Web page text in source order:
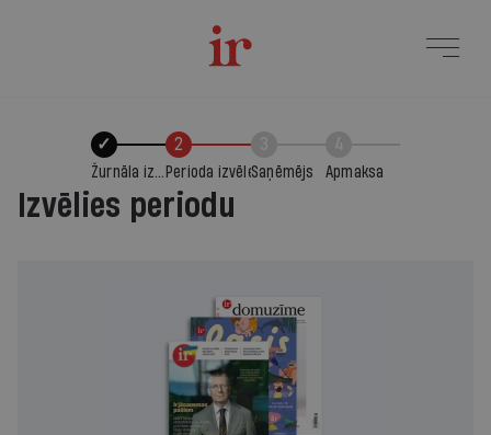
✓
Žurnāla izvēle
2
Perioda izvēleSaņēmējs Apmaksa
Izvēlies periodu